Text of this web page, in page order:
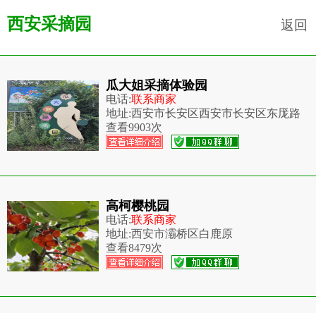
西安采摘园 返回
瓜大姐采摘体验园
电话:联系商家
地址:西安市长安区西安市长安区东厐路
查看9903次
高柯樱桃园
电话:联系商家
地址:西安市灞桥区白鹿原
查看8479次